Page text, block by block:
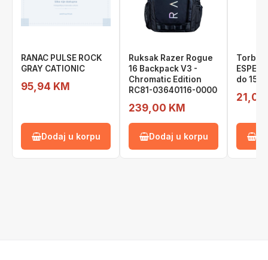
RANAC PULSE ROCK
GRAY CATIONIC
95,94 KM
Dodaj u korpu
Ruksak Razer Rogue
16 Backpack V3 -
Chromatic Edition
RC81-03640116-0000
239,00 KM
Dodaj u korpu
Torba
do
21,00